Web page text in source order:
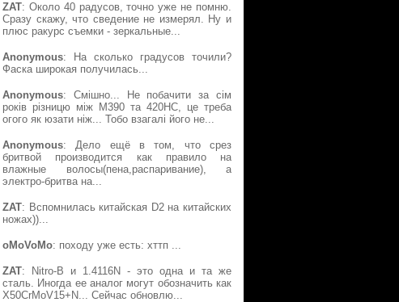
ZAT: Около 40 радусов, точно уже не помню.
Сразу скажу, что сведение не измерял. Ну и
плюс ракурс съемки - зеркальные...
Anonymous: На сколько градусов точили?
Фаска широкая получилась...
Anonymous: Смішно... Не побачити за сім
років різницю між М390 та 420НС, це треба
огого як юзати ніж... Тобо взагалі його не...
Anonymous: Дело ещё в том, что срез
бритвой производится как правило на
влажные волосы(пена,распаривание), а
электро-бритва на...
ZAT: Вспомнилась китайская D2 на китайских
ножах))...
oMoVoMo: походу уже есть: хттп ...
ZAT: Nitro-B и 1.4116N - это одна и та же
сталь. Иногда ее аналог могут обозначить как
X50CrMoV15+N... Сейчас обновлю...